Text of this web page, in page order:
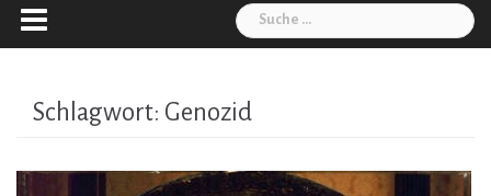
Suche
nach:
Schlagwort: Genozid